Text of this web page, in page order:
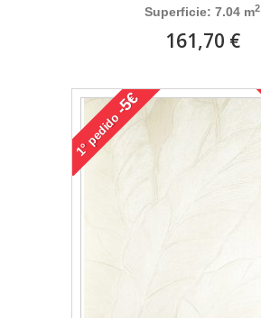
Superficie: 7.04 m2
161,70 €
1°
pedido
-5€